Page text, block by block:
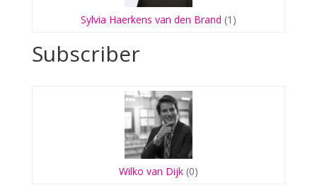
Sylvia Haerkens van den Brand (1)
Subscriber
Wilko van Dijk(0)